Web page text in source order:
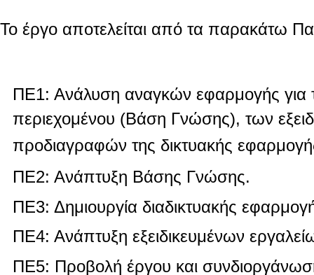
Το έργο αποτελείται από τα παρακάτω
ΠΕ1: Ανάλυση αναγκών εφαρμογής για
περιεχομένου (Βάση Γνώσης), των
προδιαγραφών της δικτυακής
ΠΕ2: Ανάπτυξη Βάσης Γνώσης.
ΠΕ3: Δημιουργία διαδικτυακής
ΠΕ4: Ανάπτυξη εξειδικευμένων
ΠΕ5: Προβολή έργου και